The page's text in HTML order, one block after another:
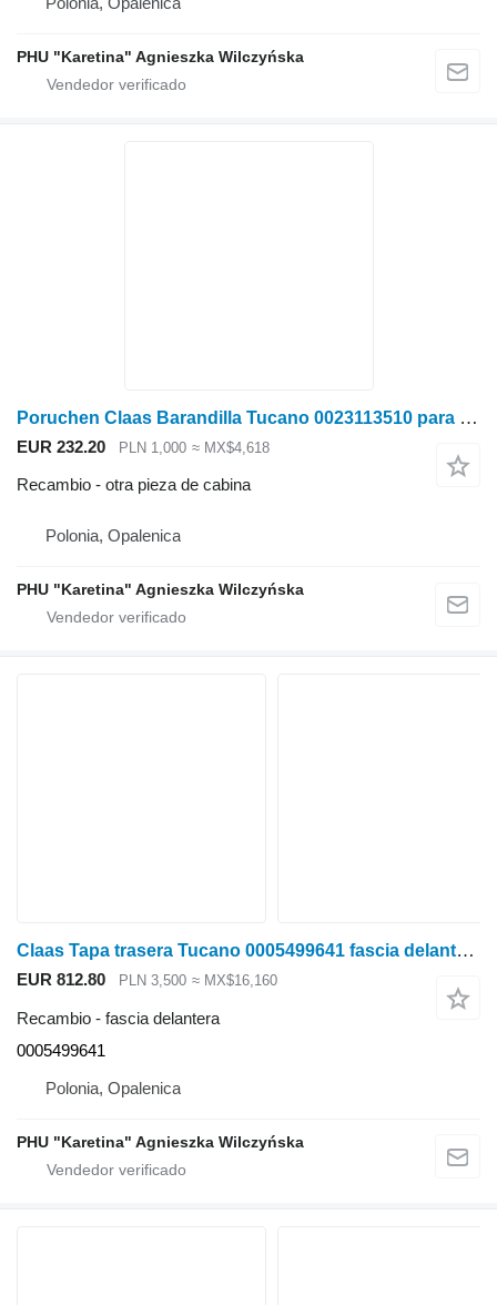
PHU "Karetina" Agnieszka Wilczyńska
Poruchen Claas Barandilla Tucano 0023113510 para Claas Tucano cosechadora de cereales
EUR 232.20 PLN 1,000 ≈ MX$4,618
Recambio - otra pieza de cabina
Polonia, Opalenica
PHU "Karetina" Agnieszka Wilczyńska
Claas Tapa trasera Tucano 0005499641 fascia delantera para Claas Tucano cosechadora de cereales
EUR 812.80 PLN 3,500 ≈ MX$16,160
Recambio - fascia delantera
0005499641
Polonia, Opalenica
PHU "Karetina" Agnieszka Wilczyńska